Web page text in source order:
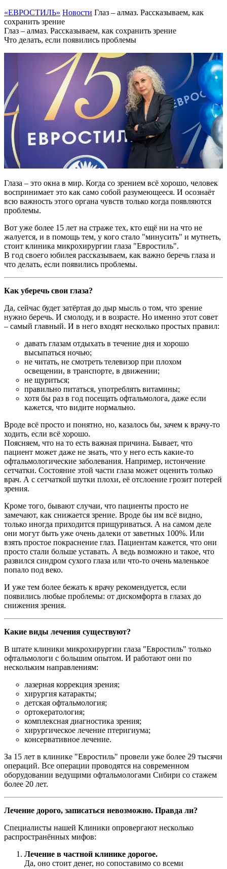
«ЕВРОСТИЛЬ» Новости Глаз – алмаз. Рассказываем, как
сохранить зрение
Глаз – алмаз. Рассказываем, как сохранить зрение
Что делать, если появились проблемы
Глаза – это окна в мир. Когда со зрением всё хорошо, человек
воспринимает это как само собой разумеющееся. И осознаёт
всю важность этого органа чувств только когда появляются
проблемы.
Вот уже более 15 лет на страже тех, кто ещё ни на что не
жалуется, и в помощь тем, у кого стало "минусить" и мутнеть,
стоит клиника микрохирургии глаза "Евростиль".
В год своего юбилея рассказываем, как важно беречь глаза и
что делать, если появились проблемы.
Как уберечь свои глаза?
Да, сейчас будет затёртая до дыр мысль о том, что зрение
нужно беречь. И смолоду, и в возрасте. Но именно этот совет
– самый главный. И в него входят несколько простых правил:
давать глазам отдыхать в течение дня и хорошо
высыпаться ночью;
не читать, не смотреть телевизор при плохом
освещении, в транспорте, в движении;
не щуриться;
правильно питаться, употреблять витамины;
хотя бы раз в год посещать офтальмолога, даже если
кажется, что видите нормально.
Вроде всё просто и понятно, но, казалось бы, зачем к врачу-то
ходить, если всё хорошо.
Поясняем, что на то есть важная причина. Бывает, что
пациент может даже не знать, что у него есть какие-то
офтальмологические заболевания. Например, истончение
сетчатки. Состояние этой части глаза может оценить только
врач. А с сетчаткой шутки плохи, её отслоение грозит потерей
зрения.
Кроме того, бывают случаи, что пациенты просто не
замечают, как снижается зрение. Вроде бы им всё видно,
только иногда приходится прищуриваться. А на самом деле
они могут быть уже очень далеки от заветных 100%. Или
взять простое покраснение глаз. Пациентам кажется, что они
просто стали больше уставать. А ведь возможно и такое, что
развился синдром сухого глаза или что-то очень маленькое
попало под веко.
И уже тем более бежать к врачу рекомендуется, если
появились любые проблемы: от дискомфорта в глазах до
снижения зрения.
Какие виды лечения существуют?
В штате клиники микрохирургии глаза "Евростиль" только
офтальмологи с большим опытом. И работают они по
нескольким направлениям:
лазерная коррекция зрения;
хирургия катаракты;
детская офтальмология;
ортокератология;
комплексная диагностика зрения;
хирургическое лечение птеригиума;
консервативное лечение.
За 15 лет в клинике "Евростиль" провели уже более 29 тысячи
операций. Все операции проводятся на современном
оборудовании ведущими офтальмологами Сибири со стажем
более 20 лет.
Лечение дорого, записаться невозможно. Правда ли?
Специалисты нашей Клиники опровергают несколько
распространённых мифов:
Лечение в частной клинике дорогое.
Да, оно стоит денег, но сопоставимо со всеми